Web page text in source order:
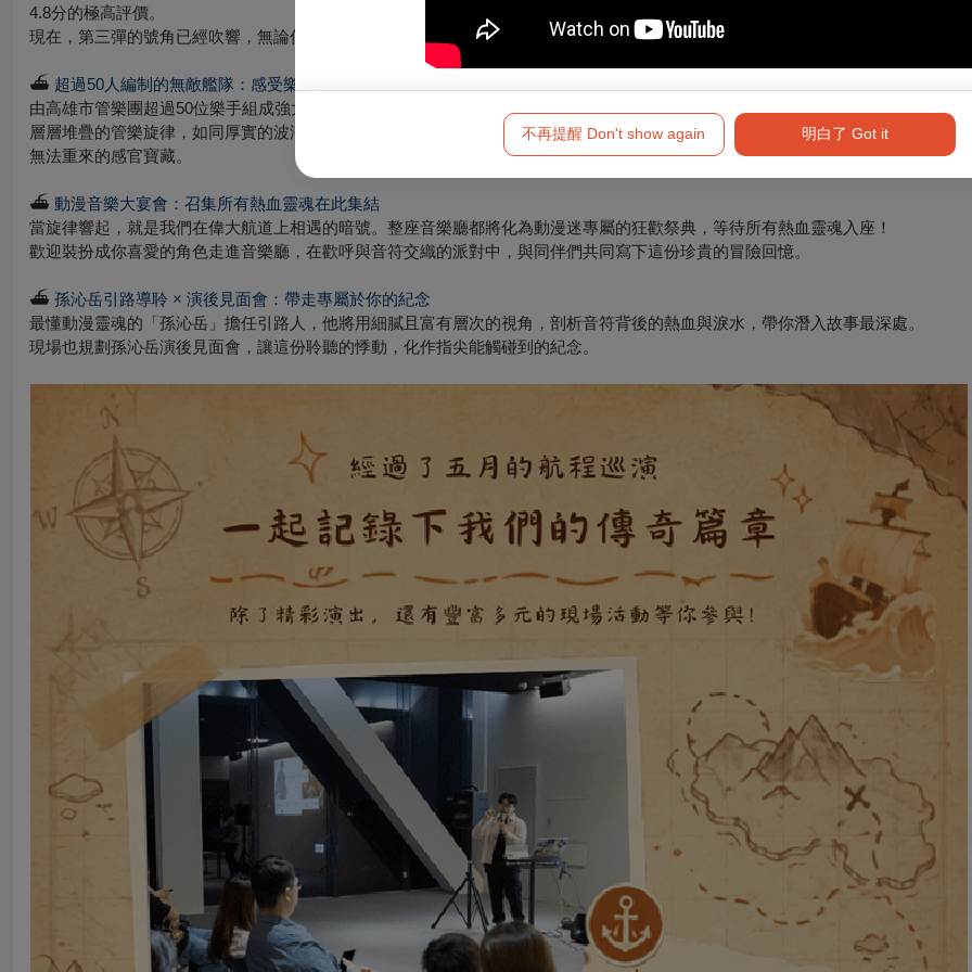
不再提醒 Don't show again 明白了 Got it
4.8分的極高評價。
現在，第三彈的號角已經吹響，無論你是曾並肩作戰的老戰友，還是準備初次登船的新夥伴，這趟傳奇航程都不容錯過。
⛴︎ 超過50人編制的無敵艦隊：感受樂器齊鳴的磅礡聲浪
由高雄市管樂團超過50位樂手組成強大編隊，將音符化為破浪而行的力量。
層層堆疊的管樂旋律，如同厚實的波濤湧入音樂廳，交織成全方位包圍的立體聲場。這種震撼只有在現場與我們一同呼吸的你，才能
無法重來的感官寶藏。
⛴︎ 動漫音樂大宴會：召集所有熱血靈魂在此集結
當旋律響起，就是我們在偉大航道上相遇的暗號。整座音樂廳都將化為動漫迷專屬的狂歡祭典，等待所有熱血靈魂入座！
歡迎裝扮成你喜愛的角色走進音樂廳，在歡呼與音符交織的派對中，與同伴們共同寫下這份珍貴的冒險回憶。
⛴︎ 孫沁岳引路導聆 × 演後見面會：帶走專屬於你的紀念
最懂動漫靈魂的「孫沁岳」擔任引路人，他將用細膩且富有層次的視角，剖析音符背後的熱血與淚水，帶你潛入故事最深處。
現場也規劃孫沁岳演後見面會，讓這份聆聽的悸動，化作指尖能觸碰到的紀念。